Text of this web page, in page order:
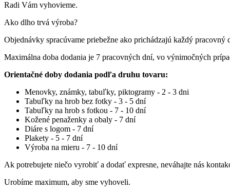
Radi Vám vyhovieme.
Ako dlho trvá výroba?
Objednávky spracúvame priebežne ako prichádzajú každý pracovný
Maximálna doba dodania je 7 pracovných dní, vo výnimočných
Orientačné doby dodania podľa druhu tovaru:
Menovky, známky, tabuľky, piktogramy - 2 - 3 dni
Tabuľky na hrob bez fotky - 3 - 5 dní
Tabuľky na hrob s fotkou - 7 - 10 dní
Kožené penaženky a obaly - 7 dní
Diáre s logom - 7 dní
Plakety - 5 - 7 dní
Výroba na mieru - 7 - 10 dní
Ak potrebujete niečo vyrobiť a dodať expresne, neváhajte nás
Urobíme maximum, aby sme vyhoveli.